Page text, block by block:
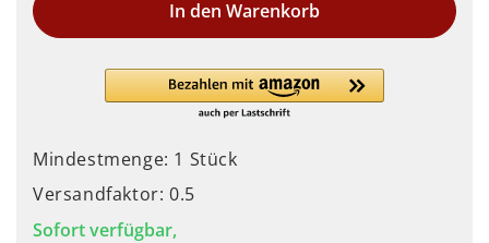
In den Warenkorb
Mindestmenge: 1 Stück
Versandfaktor: 0.5
Sofort verfügbar,